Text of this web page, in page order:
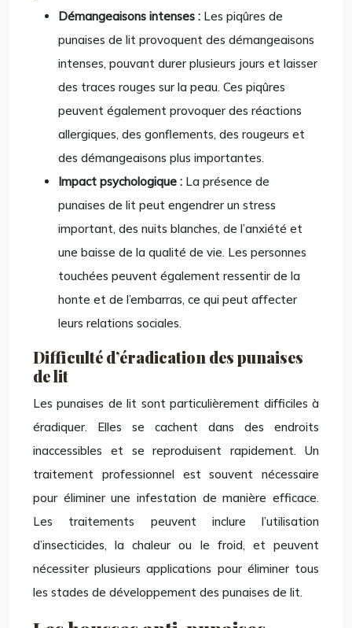
Démangeaisons intenses : Les piqûres de
punaises de lit provoquent des démangeaisons
intenses, pouvant durer plusieurs jours et laisser
des traces rouges sur la peau. Ces piqûres
peuvent également provoquer des réactions
allergiques, des gonflements, des rougeurs et
des démangeaisons plus importantes.
Impact psychologique : La présence de
punaises de lit peut engendrer un stress
important, des nuits blanches, de l’anxiété et
une baisse de la qualité de vie. Les personnes
touchées peuvent également ressentir de la
honte et de l’embarras, ce qui peut affecter
leurs relations sociales.
Difficulté d’éradication des punaises
de lit
Les punaises de lit sont particulièrement difficiles à
éradiquer. Elles se cachent dans des endroits
inaccessibles et se reproduisent rapidement. Un
traitement professionnel est souvent nécessaire
pour éliminer une infestation de manière efficace.
Les traitements peuvent inclure l’utilisation
d’insecticides, la chaleur ou le froid, et peuvent
nécessiter plusieurs applications pour éliminer tous
les stades de développement des punaises de lit.